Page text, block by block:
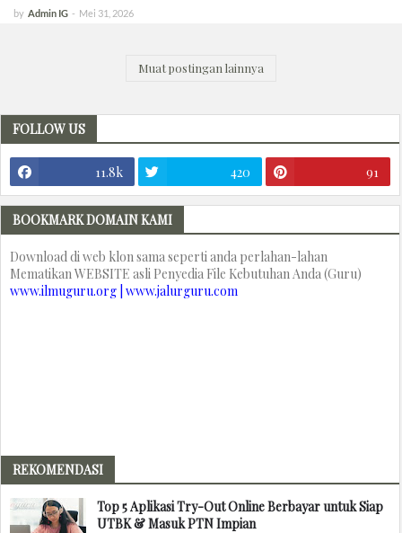
by Admin IG - Mei 31, 2026
Muat postingan lainnya
FOLLOW US
11.8k 420 91
BOOKMARK DOMAIN KAMI
Download di web klon sama seperti anda perlahan-lahan
Mematikan WEBSITE asli Penyedia File Kebutuhan Anda (Guru)
www.ilmuguru.org | www.jalurguru.com
REKOMENDASI
Top 5 Aplikasi Try-Out Online Berbayar untuk Siap
UTBK & Masuk PTN Impian